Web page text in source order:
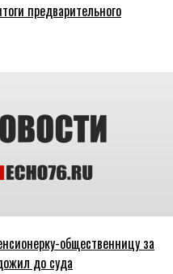
предварительного
общественницу за
до суда